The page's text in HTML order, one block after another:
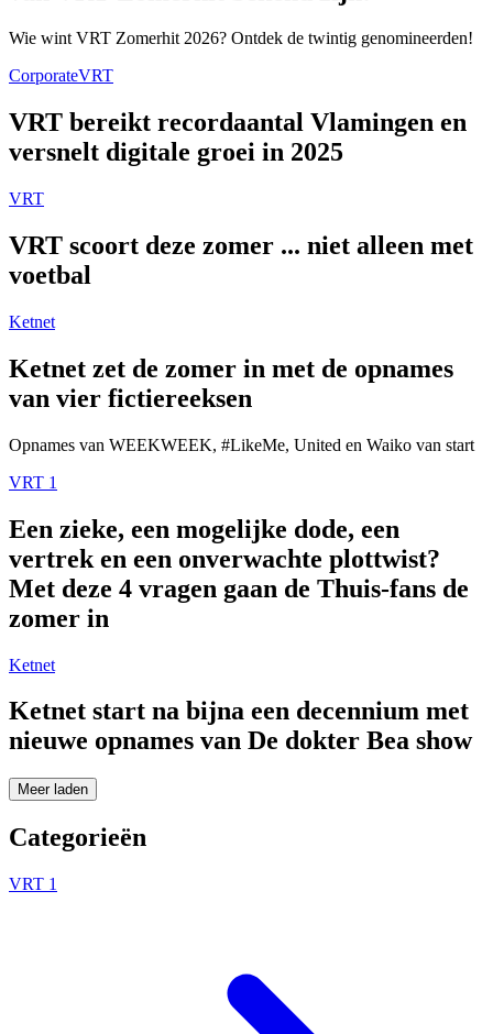
Wie wint VRT Zomerhit 2026? Ontdek de twintig genomineerden!
CorporateVRT
VRT bereikt recordaantal Vlamingen en
versnelt digitale groei in 2025
VRT
VRT scoort deze zomer ... niet alleen met
voetbal
Ketnet
Ketnet zet de zomer in met de opnames
van vier fictiereeksen
Opnames van WEEKWEEK, #LikeMe, United en Waiko van start
VRT 1
Een zieke, een mogelijke dode, een
vertrek en een onverwachte plottwist?
Met deze 4 vragen gaan de Thuis-fans de
zomer in
Ketnet
Ketnet start na bijna een decennium met
nieuwe opnames van De dokter Bea show
Meer laden
Categorieën
VRT 1